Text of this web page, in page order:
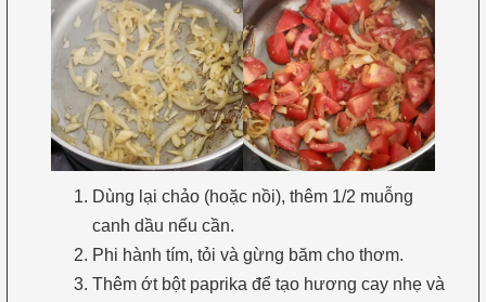
Dùng lại chảo (hoặc nồi), thêm 1/2 muỗng
canh dầu nếu cần.
Phi hành tím, tỏi và gừng băm cho thơm.
Thêm ớt bột paprika để tạo hương cay nhẹ và